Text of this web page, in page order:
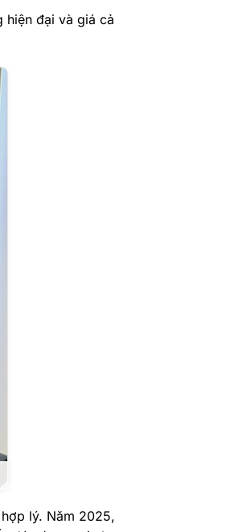
hiện đại và giá cả
lý. Năm 2025,